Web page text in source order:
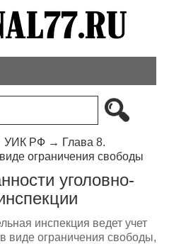
УИК РФ→ Глава 8.
ограничения свободы
уголовно-
инспекция ведет учет
виде ограничения свободы,